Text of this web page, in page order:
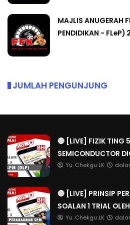
MAJLIS ANUGERAH
PENDIDIKAN - FLeP)
JUMLAH PENGUNJUNG
🔴 [LIVE] FIZIK TING
SEMICONDUCTOR
Yu. Chekgu LK
🔴 [LIVE] PRINSIP
SOALAN 1 TRIAL
Yu. Chekgu LK